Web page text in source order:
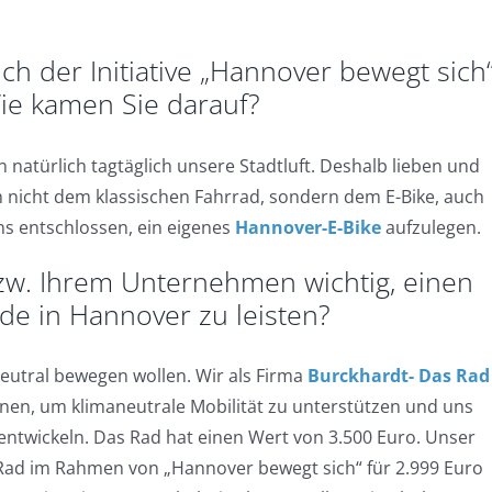
der Initiative „Hannover bewegt
kamen Sie darauf?
natürlich tagtäglich unsere Stadtluft. Deshalb lieben und
dem klassischen Fahrrad, sondern dem E-Bike, auch
entschlossen, ein eigenes Hannover-E-Bikeaufzulegen.
Ihrem Unternehmen wichtig, einen
in Hannover zu leisten?
bewegen wollen. Wir als Firma Burckhardt- Das
um klimaneutrale Mobilität zu unterstützen und uns
Das Rad hat einen Wert von 3.500 Euro. Unser
im Rahmen von „Hannover bewegt sich“ für 2.999 Euro